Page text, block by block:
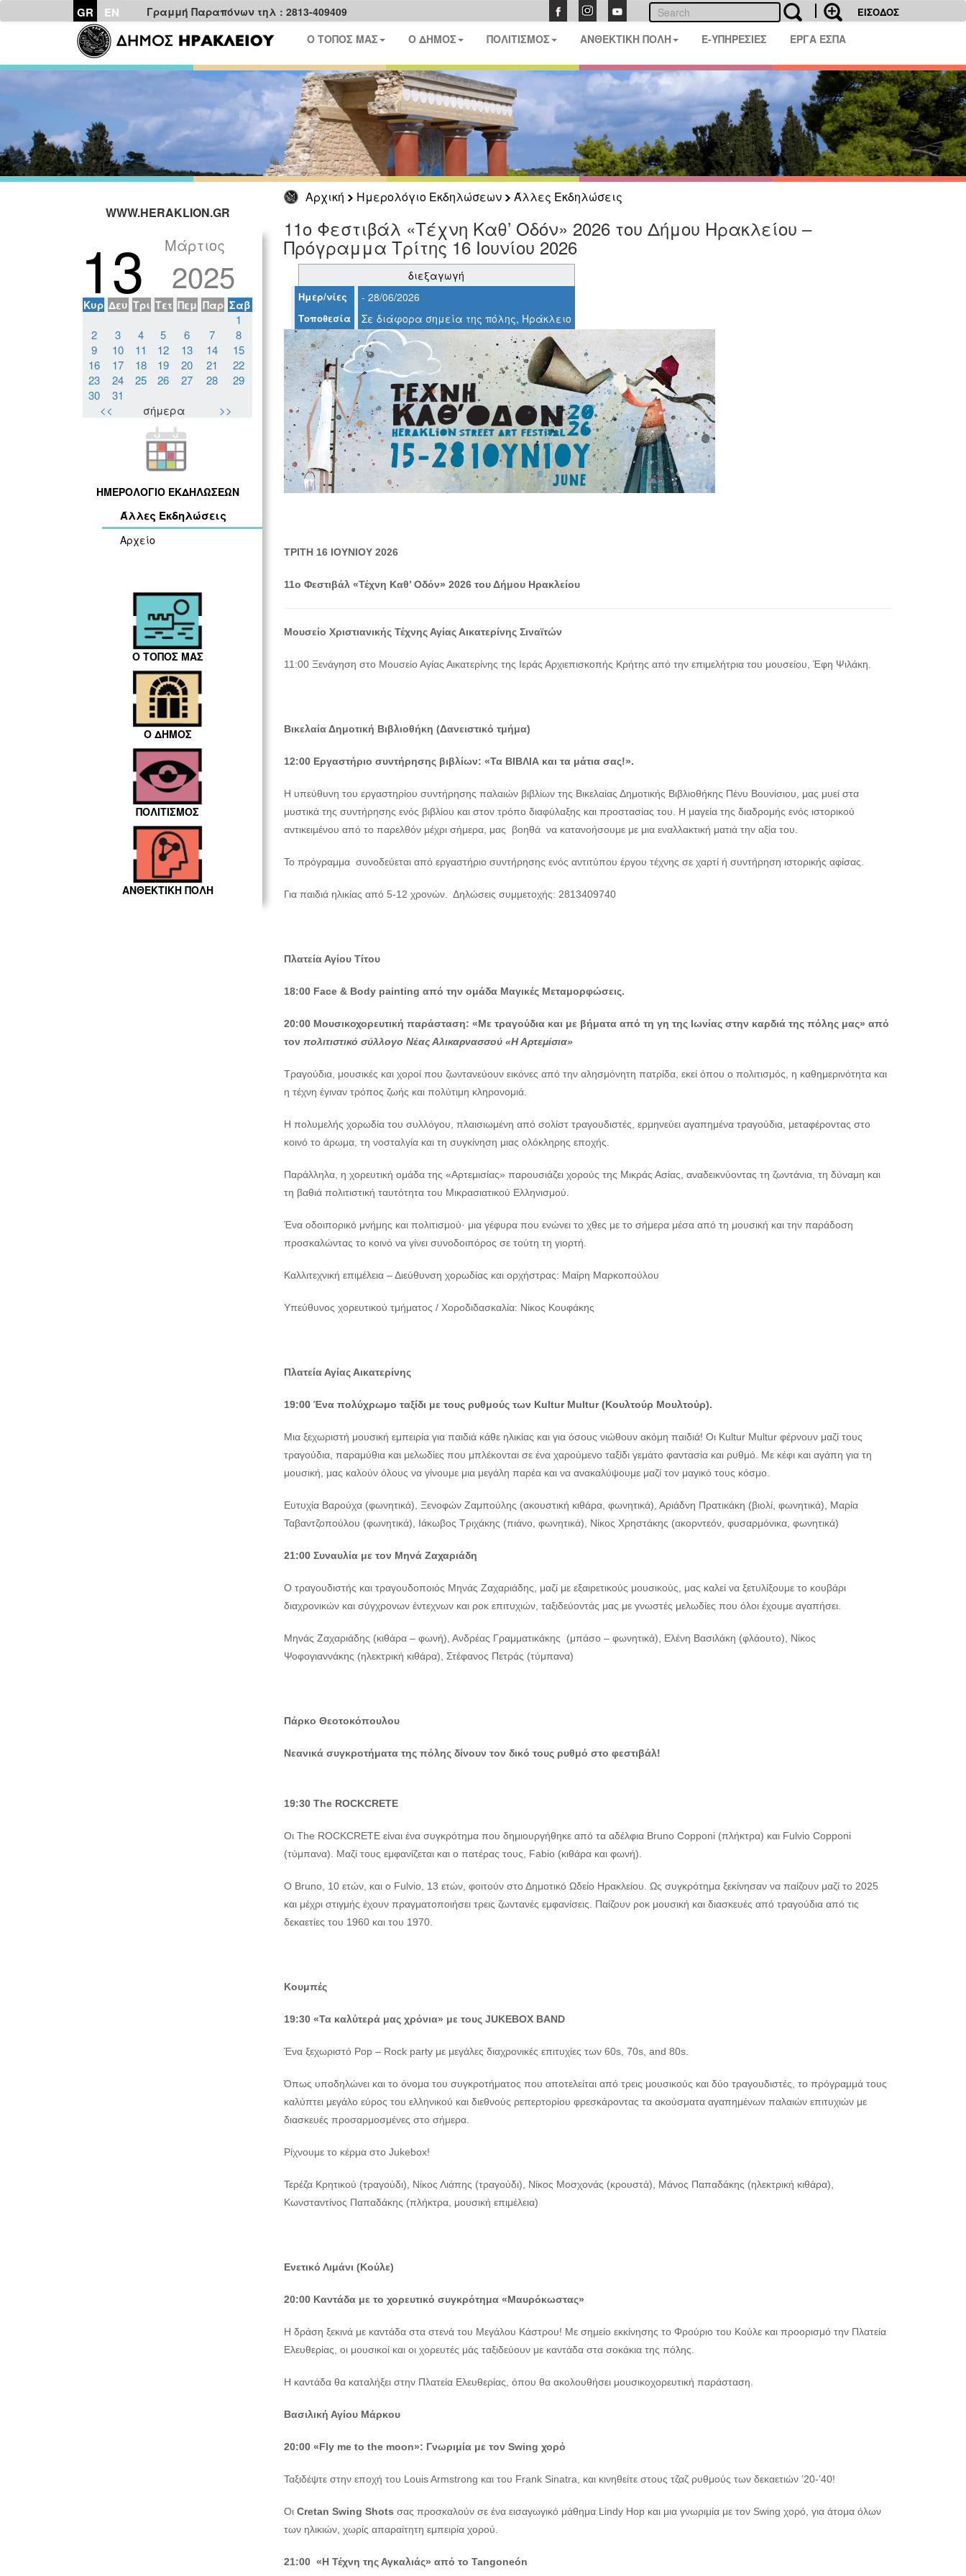
GR EN Γραμμή Παραπόνων τηλ : 2813-409409 ΕΙΣΟΔΟΣ
Ο ΤΟΠΟΣ ΜΑΣ Ο ΔΗΜΟΣ ΠΟΛΙΤΙΣΜΟΣ ΑΝΘΕΚΤΙΚΗ ΠΟΛΗ E-ΥΠΗΡΕΣΙΕΣ ΕΡΓΑ ΕΣΠΑ
Αρχική Ημερολόγιο Εκδηλώσεων
Άλλες Εκδηλώσεις
WWW.HERAKLION.GR
13 Μάρτιος
2025
Κυρ Δευ Τρι Τετ Πεμ Παρ Σαβ
1
2
3 4 5 6 7
8
9
10 11 12 13 14
15
16
17 18 19 20 21
22
23
24 25 26 27 28
29
30
31
<<
σήμερα >>
ΗΜΕΡΟΛΟΓΙΟ ΕΚΔΗΛΩΣΕΩΝ
Άλλες Εκδηλώσεις
Αρχείο
Ο ΤΟΠΟΣ ΜΑΣ
Ο ΔΗΜΟΣ
ΠΟΛΙΤΙΣΜΟΣ
ΑΝΘΕΚΤΙΚΗ ΠΟΛΗ
11ο Φεστιβάλ «Τέχνη Καθ’ Οδόν» 2026 του Δήμου Ηρακλείου –
Πρόγραμμα Τρίτης 16 Ιουνίου 2026
διεξαγωγή
Ημερ/νίες - 28/06/2026
Τοποθεσία Σε διάφορα σημεία της πόλης, Ηράκλειο
ΤΡΙΤΗ 16 ΙΟΥΝΙΟΥ 2026
11ο Φεστιβάλ «Τέχνη Καθ’ Οδόν» 2026 του Δήμου Ηρακλείου
Μουσείο Χριστιανικής Τέχνης Αγίας Αικατερίνης Σιναϊτών
11:00 Ξενάγηση στο Μουσείο Αγίας Αικατερίνης της Ιεράς Αρχιεπισκοπής Κρήτης από την επιμελήτρια του μουσείου, Έφη Ψιλάκη.
Βικελαία Δημοτική Βιβλιοθήκη (Δανειστικό τμήμα)
12:00 Εργαστήριο συντήρησης βιβλίων: «Τα ΒΙΒΛΙΑ και τα μάτια σας!».
Η υπεύθυνη του εργαστηρίου συντήρησης παλαιών βιβλίων της Βικελαίας Δημοτικής Βιβλιοθήκης Πένυ Βουνίσιου, μας μυεί στα
μυστικά της συντήρησης ενός βιβλίου και στον τρόπο διαφύλαξης και προστασίας του. Η μαγεία της διαδρομής ενός ιστορικού
αντικειμένου από το παρελθόν μέχρι σήμερα, μας βοηθά να κατανοήσουμε με μια εναλλακτική ματιά την αξία του.
Το πρόγραμμα συνοδεύεται από εργαστήριο συντήρησης ενός αντιτύπου έργου τέχνης σε χαρτί ή συντήρηση ιστορικής αφίσας.
Για παιδιά ηλικίας από 5-12 χρονών. Δηλώσεις συμμετοχής: 2813409740
Πλατεία Αγίου Τίτου
18:00 Face & Body painting από την ομάδα Μαγικές Μεταμορφώσεις.
20:00 Μουσικοχορευτική παράσταση: «Με τραγούδια και με βήματα από τη γη της Ιωνίας στην καρδιά της πόλης μας» από
τον πολιτιστικό σύλλογο Νέας Αλικαρνασσού «Η Αρτεμίσια»
Τραγούδια, μουσικές και χοροί που ζωντανεύουν εικόνες από την αλησμόνητη πατρίδα, εκεί όπου ο πολιτισμός, η καθημερινότητα και
η τέχνη έγιναν τρόπος ζωής και πολύτιμη κληρονομιά.
Η πολυμελής χορωδία του συλλόγου, πλαισιωμένη από σολίστ τραγουδιστές, ερμηνεύει αγαπημένα τραγούδια, μεταφέροντας στο
κοινό το άρωμα, τη νοσταλγία και τη συγκίνηση μιας ολόκληρης εποχής.
Παράλληλα, η χορευτική ομάδα της «Αρτεμισίας» παρουσιάζει χορούς της Μικράς Ασίας, αναδεικνύοντας τη ζωντάνια, τη δύναμη και
τη βαθιά πολιτιστική ταυτότητα του Μικρασιατικού Ελληνισμού.
Ένα οδοιπορικό μνήμης και πολιτισμού· μια γέφυρα που ενώνει το χθες με το σήμερα μέσα από τη μουσική και την παράδοση
προσκαλώντας το κοινό να γίνει συνοδοιπόρος σε τούτη τη γιορτή.
Καλλιτεχνική επιμέλεια – Διεύθυνση χορωδίας και ορχήστρας: Μαίρη Μαρκοπούλου
Υπεύθυνος χορευτικού τμήματος / Χοροδιδασκαλία: Νίκος Κουφάκης
Πλατεία Αγίας Αικατερίνης
19:00 Ένα πολύχρωμο ταξίδι με τους ρυθμούς των Kultur Multur (Κουλτούρ Μουλτούρ).
Μια ξεχωριστή μουσική εμπειρία για παιδιά κάθε ηλικίας και για όσους νιώθουν ακόμη παιδιά! Οι Kultur Multur φέρνουν μαζί τους
τραγούδια, παραμύθια και μελωδίες που μπλέκονται σε ένα χαρούμενο ταξίδι γεμάτο φαντασία και ρυθμό. Με κέφι και αγάπη για τη
μουσική, μας καλούν όλους να γίνουμε μια μεγάλη παρέα και να ανακαλύψουμε μαζί τον μαγικό τους κόσμο.
Ευτυχία Βαρούχα (φωνητικά), Ξενοφών Ζαμπούλης (ακουστική κιθάρα, φωνητικά), Αριάδνη Πρατικάκη (βιολί, φωνητικά), Μαρία
Ταβαντζοπούλου (φωνητικά), Ιάκωβος Τριχάκης (πιάνο, φωνητικά), Νίκος Χρηστάκης (ακορντεόν, φυσαρμόνικα, φωνητικά)
21:00 Συναυλία με τον Μηνά Ζαχαριάδη
Ο τραγουδιστής και τραγουδοποιός Μηνάς Ζαχαριάδης, μαζί με εξαιρετικούς μουσικούς, μας καλεί να ξετυλίξουμε το κουβάρι
διαχρονικών και σύγχρονων έντεχνων και ροκ επιτυχιών, ταξιδεύοντάς μας με γνωστές μελωδίες που όλοι έχουμε αγαπήσει.
Μηνάς Ζαχαριάδης (κιθάρα – φωνή), Ανδρέας Γραμματικάκης (μπάσο – φωνητικά), Ελένη Βασιλάκη (φλάουτο), Νίκος
Ψοφογιαννάκης (ηλεκτρική κιθάρα), Στέφανος Πετράς (τύμπανα)
Πάρκο Θεοτοκόπουλου
Νεανικά συγκροτήματα της πόλης δίνουν τον δικό τους ρυθμό στο φεστιβάλ!
19:30 The ROCKCRETE
Οι The ROCKCRETE είναι ένα συγκρότημα που δημιουργήθηκε από τα αδέλφια Bruno Copponi (πλήκτρα) και Fulvio Copponi
(τύμπανα). Μαζί τους εμφανίζεται και ο πατέρας τους, Fabio (κιθάρα και φωνή).
Ο Bruno, 10 ετών, και ο Fulvio, 13 ετών, φοιτούν στο Δημοτικό Ωδείο Ηρακλείου. Ως συγκρότημα ξεκίνησαν να παίζουν μαζί το 2025
και μέχρι στιγμής έχουν πραγματοποιήσει τρεις ζωντανές εμφανίσεις. Παίζουν ροκ μουσική και διασκευές από τραγούδια από τις
δεκαετίες του 1960 και του 1970.
Κουμπές
19:30 «Τα καλύτερά μας χρόνια» με τους JUKEBOX BAND
Ένα ξεχωριστό Pop – Rock party με μεγάλες διαχρονικές επιτυχίες των 60s, 70s, and 80s.
Όπως υποδηλώνει και το όνομα του συγκροτήματος που αποτελείται από τρεις μουσικούς και δύο τραγουδιστές, το πρόγραμμά τους
καλύπτει μεγάλο εύρος του ελληνικού και διεθνούς ρεπερτορίου φρεσκάροντας τα ακούσματα αγαπημένων παλαιών επιτυχιών με
διασκευές προσαρμοσμένες στο σήμερα.
Ρίχνουμε το κέρμα στο Jukebox!
Τερέζα Κρητικού (τραγούδι), Νίκος Λιάπης (τραγούδι), Νίκος Μοσχονάς (κρουστά), Μάνος Παπαδάκης (ηλεκτρική κιθάρα),
Κωνσταντίνος Παπαδάκης (πλήκτρα, μουσική επιμέλεια)
Ενετικό Λιμάνι (Κούλε)
20:00 Καντάδα με το χορευτικό συγκρότημα «Μαυρόκωστας»
Η δράση ξεκινά με καντάδα στα στενά του Μεγάλου Κάστρου! Με σημείο εκκίνησης το Φρούριο του Κούλε και προορισμό την Πλατεία
Ελευθερίας, οι μουσικοί και οι χορευτές μάς ταξιδεύουν με καντάδα στα σοκάκια της πόλης.
Η καντάδα θα καταλήξει στην Πλατεία Ελευθερίας, όπου θα ακολουθήσει μουσικοχορευτική παράσταση.
Βασιλική Αγίου Μάρκου
20:00 «Fly me to the moon»: Γνωριμία με τον Swing χορό
Ταξιδέψτε στην εποχή του Louis Armstrong και του Frank Sinatra, και κινηθείτε στους τζαζ ρυθμούς των δεκαετιών ’20-’40!
Οι Cretan Swing Shots σας προσκαλούν σε ένα εισαγωγικό μάθημα Lindy Hop και μια γνωριμία με τον Swing χορό, για άτομα όλων
των ηλικιών, χωρίς απαραίτητη εμπειρία χορού.
21:00 «Η Τέχνη της Αγκαλιάς» από το Tangoneón